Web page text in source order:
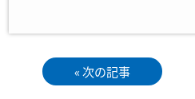
« 次の記事